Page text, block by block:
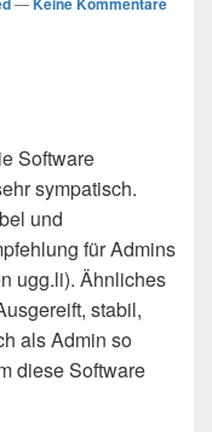
Software
sympatisch.
und
für Admins
ugg.li). Ähnliches
stabil,
als Admin so
diese Software